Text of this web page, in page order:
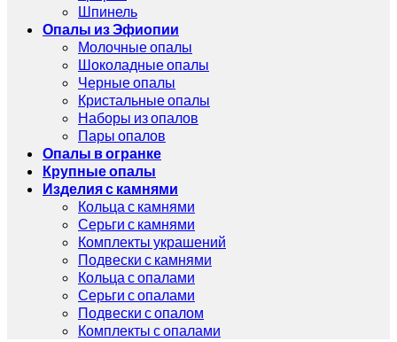
Шпинель
Опалы из Эфиопии
Молочные опалы
Шоколадные опалы
Черные опалы
Кристальные опалы
Наборы из опалов
Пары опалов
Опалы в огранке
Крупные опалы
Изделия с камнями
Кольца с камнями
Серьги с камнями
Комплекты украшений
Подвески с камнями
Кольца с опалами
Серьги с опалами
Подвески с опалом
Комплекты с опалами